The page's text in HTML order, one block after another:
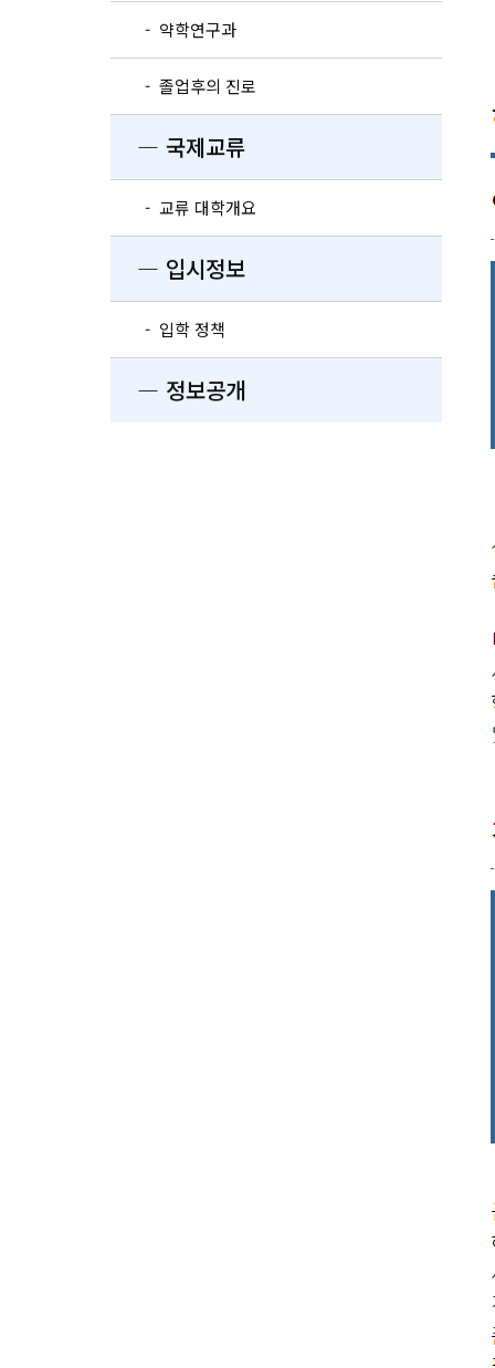
- 약학연구과
- 졸업후의 진로
― 국제교류
- 교류 대학개요
― 입시정보
- 입학 정책
― 정보공개